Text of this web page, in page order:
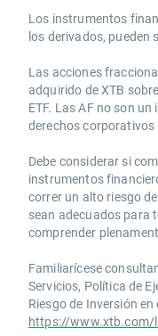
Los instrumentos
los derivados, pueden
Las acciones
adquirido de XTB
ETF. Las AF no son
derechos corporativos
Debe considerar si
instrumentos
correr un alto riesgo
sean adecuados para
comprender
Familiarícese
Servicios, Política de
Riesgo de Inversión
https://www.xtb.com/